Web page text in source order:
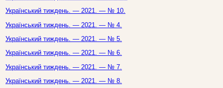
Український тиждень. — 2021. — № 10.
Український тиждень. — 2021. — № 4.
Український тиждень. — 2021. — № 5.
Український тиждень. — 2021. — № 6.
Український тиждень. — 2021. — № 7.
Український тиждень. — 2021. — № 8.